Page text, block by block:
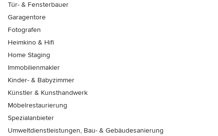
Tür- & Fensterbauer
Garagentore
Fotografen
Heimkino & Hifi
Home Staging
Immobilienmakler
Kinder- & Babyzimmer
Künstler & Kunsthandwerk
Möbelrestaurierung
Spezialanbieter
Umweltdienstleistungen, Bau- & Gebäudesanierung